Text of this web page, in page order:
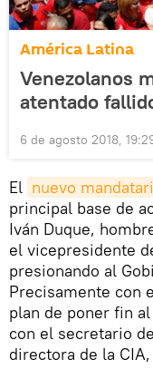
América Latina
Venezolanos
atentado
6 de agosto 2018,
El nuevo
principal base de
Iván Duque,
el vicepresidente
presionando al
Precisamente con
plan de poner fin
con el secretario
directora de la